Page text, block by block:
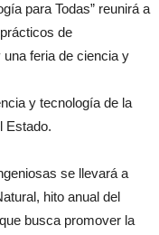
para Todas” reunirá a
de
feria de ciencia y
y tecnología de la
Estado.
se llevará a
hito anual del
busca promover la